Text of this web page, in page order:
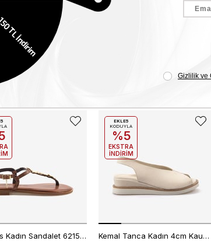
₺7.425,00
₺4.340,00
%30
Caryatis Kadın Sandalet 621509
Kemal Tanca Kadın 4cm Kauçuk Taban SlingBack Deri Bej Dolgu Topuklu Sandalet 107616
EKLE5
KODUYLA
%5
EKSTRA
İNDİRİM